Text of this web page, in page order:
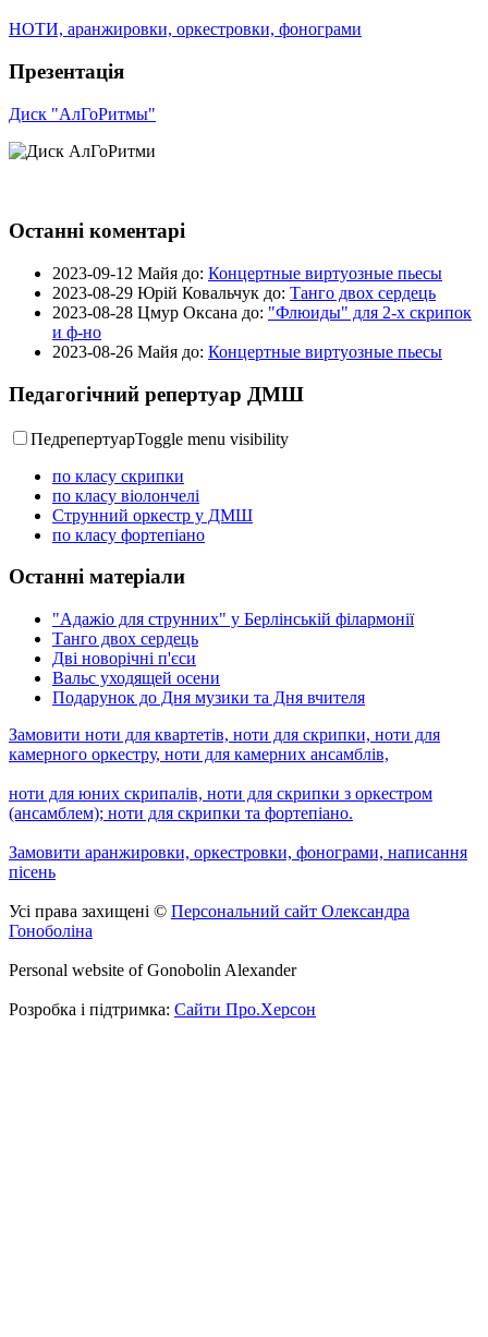
НОТИ, аранжировки, оркестровки, фонограми
Презентація
Диск "АлГоРитмы"
Останні коментарі
2023-09-12 Майя до: Концертные виртуозные пьесы
2023-08-29 Юрій Ковальчук до: Танго двох сердець
2023-08-28 Цмур Оксана до: "Флюиды" для 2-х скрипок
и ф-но
2023-08-26 Майя до: Концертные виртуозные пьесы
Педагогічний репертуар ДМШ
ПедрепертуарToggle menu visibility
по класу скрипки
по класу віолончелі
Струнний оркестр у ДМШ
по класу фортепіано
Останні матеріали
"Адажіо для струнних" у Берлінській філармонії
Танго двох сердець
Дві новорічні п'єси
Вальс уходящей осени
Подарунок до Дня музики та Дня вчителя
Замовити ноти для квартетів, ноти для скрипки, ноти для
камерного оркестру, ноти для камерних ансамблів,
ноти для юних скрипалів, ноти для скрипки з оркестром
(ансамблем); ноти для скрипки та фортепіано.
Замовити аранжировки, оркестровки, фонограми, написання
пісень
Усі права захищені © Персональний сайт Олександра
Гоноболіна
Personal website of Gonobolin Alexander
Розробка і підтримка: Сайти Про.Херсон